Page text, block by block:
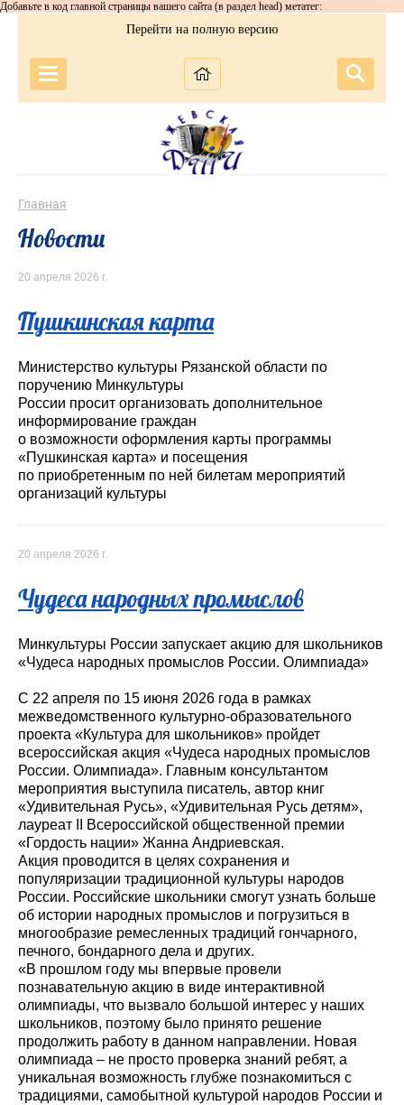
Добавьте в код главной страницы вашего сайта (в раздел head) метатег:
Перейти на полную версию
Главная
Новости
20 апреля 2026 г.
Пушкинская карта
Министерство культуры Рязанской области по
поручению Минкультуры
России просит организовать дополнительное
информирование граждан
о возможности оформления карты программы
«Пушкинская карта» и посещения
по приобретенным по ней билетам мероприятий
организаций культуры
20 апреля 2026 г.
Чудеса народных промыслов
Минкультуры России запускает акцию для школьников
«Чудеса народных промыслов России. Олимпиада»
С 22 апреля по 15 июня 2026 года в рамках
межведомственного культурно-образовательного
проекта «Культура для школьников» пройдет
всероссийская акция «Чудеса народных промыслов
России. Олимпиада». Главным консультантом
мероприятия выступила писатель, автор книг
«Удивительная Русь», «Удивительная Русь детям»,
лауреат II Всероссийской общественной премии
«Гордость нации» Жанна Андриевская.
Акция проводится в целях сохранения и
популяризации традиционной культуры народов
России. Российские школьники смогут узнать больше
об истории народных промыслов и погрузиться в
многообразие ремесленных традиций гончарного,
печного, бондарного дела и других.
«В прошлом году мы впервые провели
познавательную акцию в виде интерактивной
олимпиады, что вызвало большой интерес у наших
школьников, поэтому было принято решение
продолжить работу в данном направлении. Новая
олимпиада – не просто проверка знаний ребят, а
уникальная возможность глубже познакомиться с
традициями, самобытной культурой народов России и